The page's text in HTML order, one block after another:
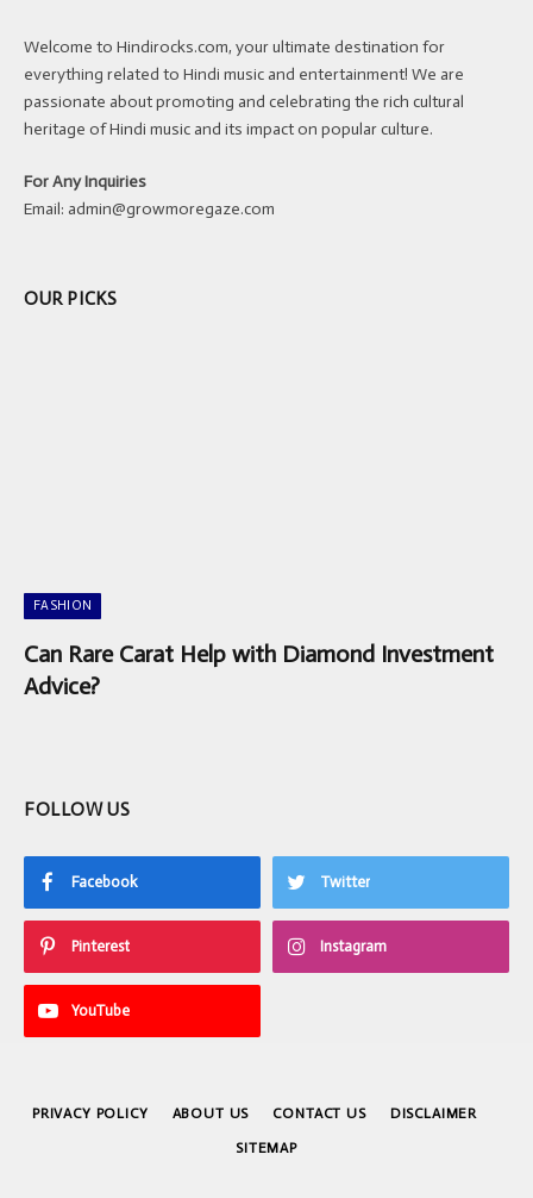
Welcome to Hindirocks.com, your ultimate destination for
everything related to Hindi music and entertainment! We are
passionate about promoting and celebrating the rich cultural
heritage of Hindi music and its impact on popular culture.
For Any Inquiries
Email: admin@growmoregaze.com
OUR PICKS
FASHION
Can Rare Carat Help with Diamond Investment
Advice?
FOLLOW US
Facebook Twitter
Pinterest Instagram
YouTube
PRIVACY POLICY ABOUT US CONTACT US DISCLAIMER
SITEMAP